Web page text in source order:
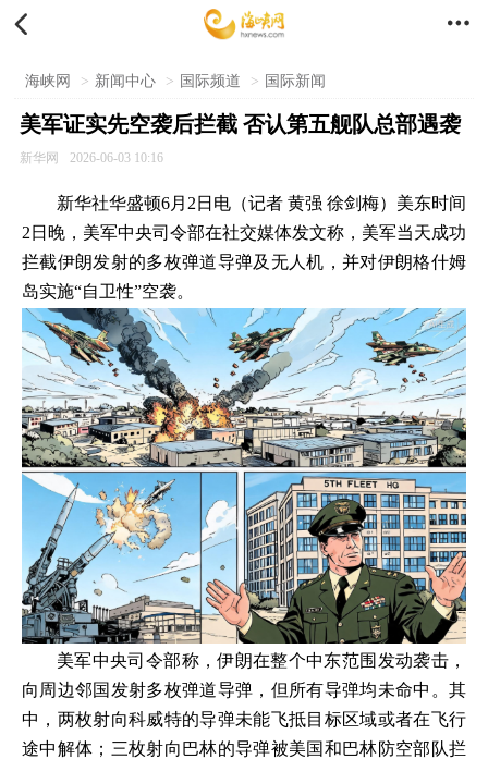
 
海峡网 > 新闻中心 > 国际频道 > 国际新闻
美军证实先空袭后拦截 否认第五舰队总部遇袭
新华网 2026-06-03 10:16
新华社华盛顿6月2日电（记者 黄强 徐剑梅）美东时间
2日晚，美军中央司令部在社交媒体发文称，美军当天成功
拦截伊朗发射的多枚弹道导弹及无人机，并对伊朗格什姆
岛实施“自卫性”空袭。
美军中央司令部称，伊朗在整个中东范围发动袭击，
向周边邻国发射多枚弹道导弹，但所有导弹均未命中。其
中，两枚射向科威特的导弹未能飞抵目标区域或者在飞行
途中解体；三枚射向巴林的导弹被美国和巴林防空部队拦